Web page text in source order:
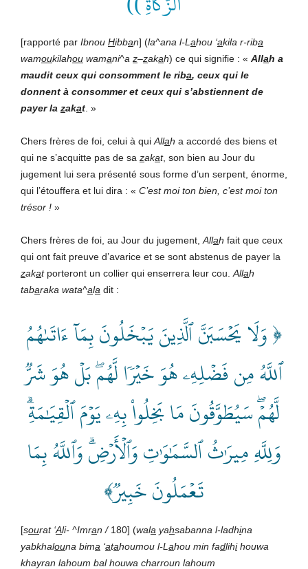
[rapporté par Ibnou Hibban] (la^ana l-L ahou ‘akila r-riba
wamoukilahou wamani^a z–zakah) ce qui signifie : « Allah a
maudit ceux qui consomment le riba, ceux qui le
donnent à consommer et ceux qui s’abstiennent de
payer la zakat . »
Chers frères de foi, celui à qui Allah a accordé des biens et
qui ne s’acquitte pas de sa zakat, son bien au Jour du
jugement lui sera présenté sous forme d’un serpent, énorme,
qui l’étouffera et lui dira : « C’est moi ton bien, c’est moi ton
trésor ! »
Chers frères de foi, au Jour du jugement, Allah fait que ceux
qui ont fait preuve d’avarice et se sont abstenus de payer la
zakatporteront un collier qui enserrera leur cou. Allah
tabaraka wata^ala dit :
﴿ وَلَا يَحۡسَبَنَّ ٱلَّذِينَ يَبۡخَلُونَ بِمَآ ءَاتَىٰهُمُ
ٱللَّهُ مِن فَضۡلِهِۦ هُوَ خَيۡرٗا لَّهُمۖ بَلۡ هُوَ شَرّٞ
لَّهُمۡۖ سَيُطَوَّقُونَ مَا بَخِلُواْ بِهِۦ يَوۡمَ ٱلۡقِيَٰمَةِۗ
وَلِلَّهِ مِيرَٰثُ ٱلسَّمَٰوَٰتِ وَٱلۡأَرۡضِۗ وَٱللَّهُ بِمَا
تَعۡمَلُونَ خَبِيرٞ﴾
[sourat ‘Ali- ^Imran / 180] (wala yahsabanna l-ladhina
yabkhalouna bima ‘atahoumou l-L ahou min fadlihihouwa
khayran lahoum bal houwa charroun lahoum